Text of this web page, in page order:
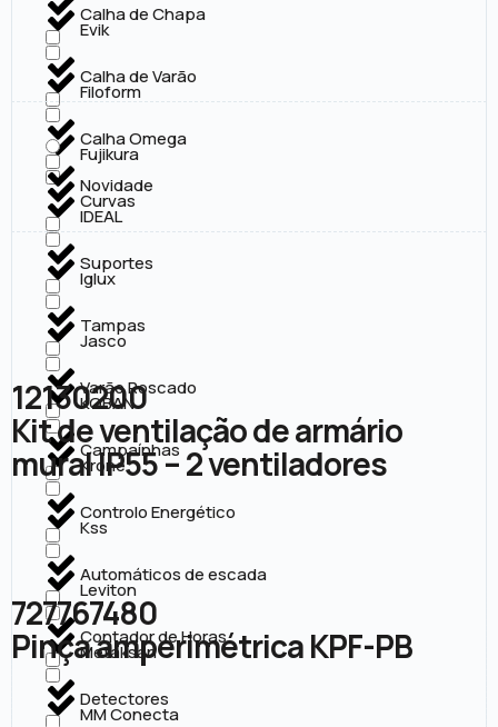
Calha de Chapa
Calha de Varão
Calha Omega
Curvas
Suportes
Tampas
Varão Roscado
Campaínhas
Controlo Energético
Automáticos de escada
Contador de Horas
Detectores
Evik
Filoform
Fujikura
IDEAL
Iglux
Jasco
KOBAN
Krone
Kss
Leviton
Metaksan
MM Conecta
Novidade
12130200
Kit de ventilação de armário
mural IP55 – 2 ventiladores
727767480
Pinça amperimétrica KPF-PB